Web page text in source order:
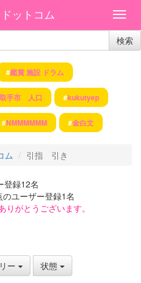
ットコム
検索
#鑑賞 施設 ドラム
手市 人口 #kukutyep
#NMMMMMM #金白文
ム 引指 引き
登録12名
ユーザー登録1名
がとうございます。
ー 状態